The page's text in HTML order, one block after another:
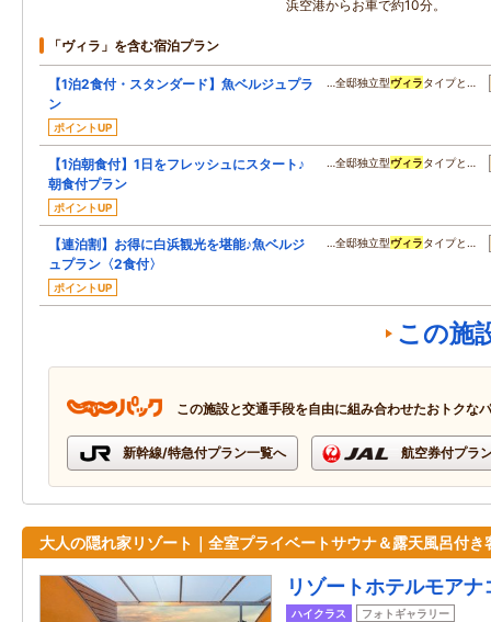
浜空港からお車で約10分。
「ヴィラ」を含む宿泊プラン
【1泊2食付・スタンダード】魚ベルジュプラ
ン
ポイントUP
…全邸独立型ヴィラタイプと…
【1泊朝食付】1日をフレッシュにスタート♪
朝食付プラン
ポイントUP
…全邸独立型ヴィラタイプと…
【連泊割】お得に白浜観光を堪能♪魚ベルジ
ュプラン〈2食付〉
ポイントUP
…全邸独立型ヴィラタイプと…
この施
この施設と交通手段を自由に組み合わせたおトクな
新幹線/特急付プラン一覧へ 航空券付プラ
大人の隠れ家リゾート｜全室プライベートサウナ＆露天風呂付き
リゾートホテルモアナ
ハイクラス フォトギャラリー